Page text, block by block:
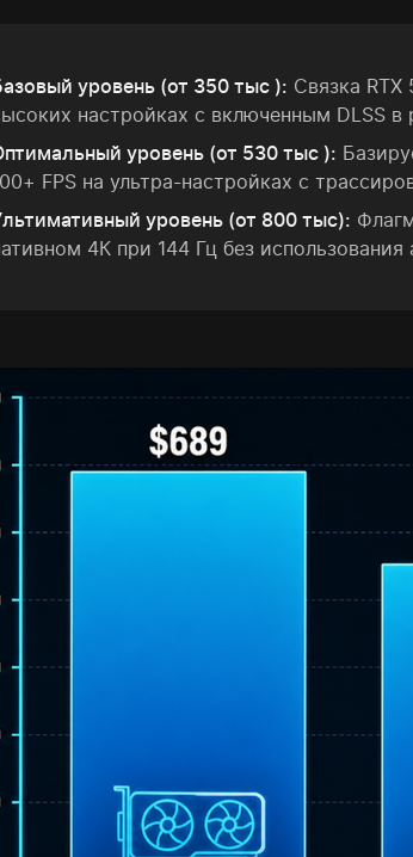
уровень (от 350 тыс ): Связка
настройках с включенным DLSS в
уровень (от 530 тыс ):
FPS на ультра-настройках с
уровень (от 800 тыс):
4К при 144 Гц без использования